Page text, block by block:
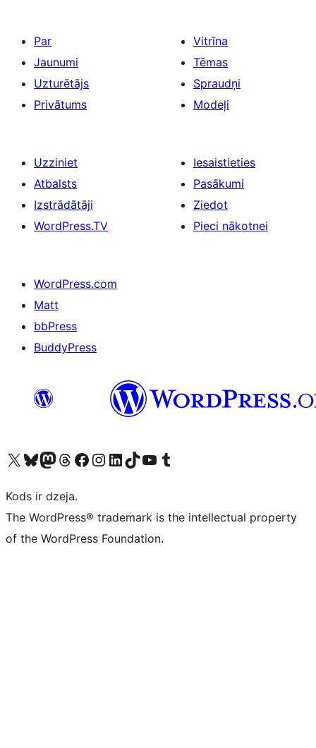
Par
Jaunumi
Uzturētājs
Privātums
Vitrīna
Tēmas
Spraudņi
Modeļi
Uzziniet
Atbalsts
Izstrādātāji
WordPress.TV
Iesaistieties
Pasākumi
Ziedot
Pieci nākotnei
WordPress.com
Matt
bbPress
BuddyPress
Apmeklējiet mūsu X (agrāk Twitter) kontu
Apmeklējiet mūsu Bluesky kontu
Apmeklējiet mūsu Mastodon kontu
Apmeklējiet mūsu Threads kontu
Apmeklējiet mūsu Facebook lapuApmeklējiet mūsu Instagram kontu
Apmeklējiet mūsu LinkedIn kontu
Apmeklējiet mūsu TikTok kontu
Apmeklējiet mūsu YouTube kanālu
Apmeklējiet mūsu Tumblr kontu
Kods ir dzeja.
The WordPress® trademark is the intellectual property
of the WordPress Foundation.